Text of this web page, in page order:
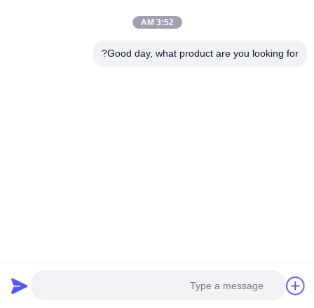
3:52 AM
Good day, what product are you looking for?